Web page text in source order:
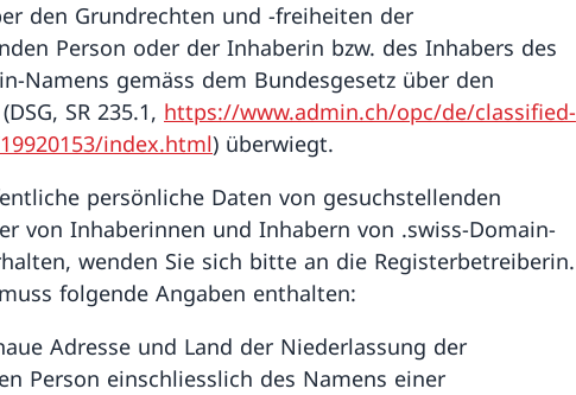
den Grundrechten und -freiheiten der
Person oder der Inhaberin bzw. des Inhabers des
Namens gemäss dem Bundesgesetz über den
SR 235.1, https://www.admin.ch/opc/de/classified-
index.html) überwiegt.
persönliche Daten von gesuchstellenden
von Inhaberinnen und Inhabern von .swiss-Domain-
wenden Sie sich bitte an die Registerbetreiberin.
folgende Angaben enthalten:
Adresse und Land der Niederlassung der
Person einschliesslich des Namens einer